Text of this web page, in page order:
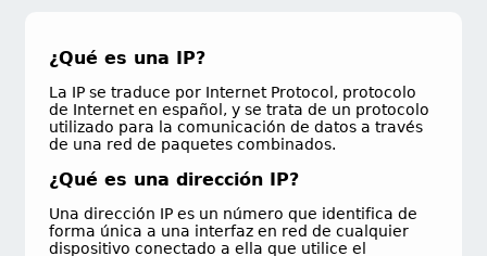
¿Qué es una IP?
La IP se traduce por Internet Protocol, protocolo
de Internet en español, y se trata de un protocolo
utilizado para la comunicación de datos a través
de una red de paquetes combinados.
¿Qué es una dirección IP?
Una dirección IP es un número que identifica de
forma única a una interfaz en red de cualquier
dispositivo conectado a ella que utilice el